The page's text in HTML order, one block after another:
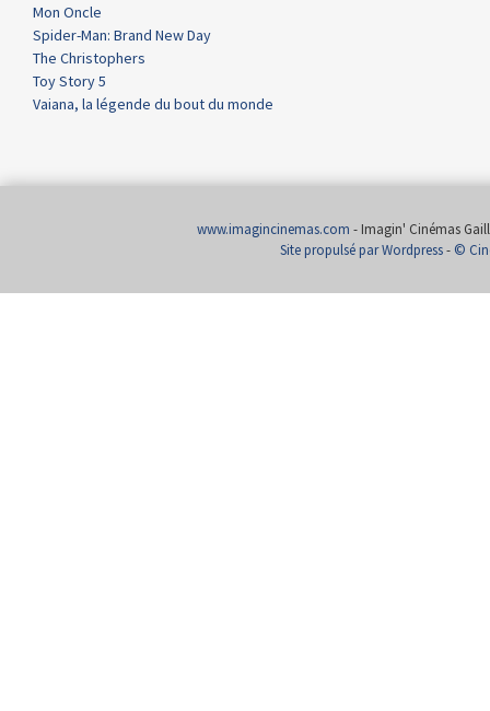
Mon Oncle
Spider-Man: Brand New Day
The Christophers
Toy Story 5
Vaiana, la légende du bout du monde
www.imagincinemas.com - Imagin' Cinémas
Site propulsé par Wordpress- ©